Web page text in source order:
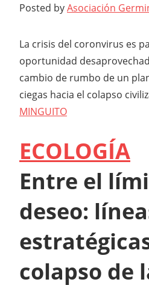
Posted byAsociación
La crisis del coronvirus es
oportunidad
cambio de rumbo de un
ciegas hacia el colapso
MINGUITO
ECOLOGÍA
Entre el
deseo:
colapso de